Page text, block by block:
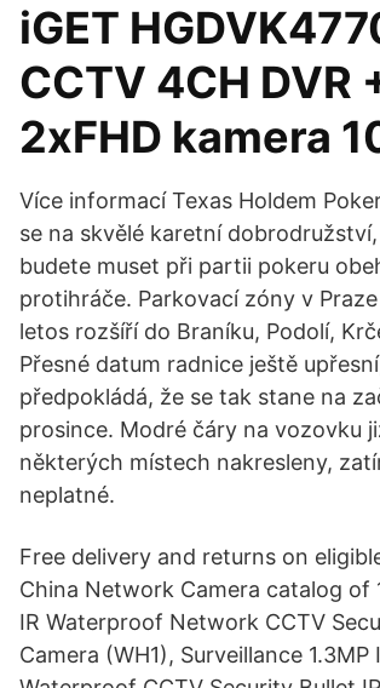
iGET
CCTV 4CH DVR
2xFHD kamera
Více informací Texas Holdem
se na skvělé karetní
budete muset při partii pokeru
protihráče. Parkovací zóny v
letos rozšíří do Braníku, Podolí,
Přesné datum radnice ještě
předpokládá, že se tak stane na
prosince. Modré čáry na vozovku
některých místech nakresleny,
neplatné.
Free delivery and returns on
China Network Camera catalog of
IR Waterproof Network CCTV
Camera (WH1), Surveillance 1.3MP